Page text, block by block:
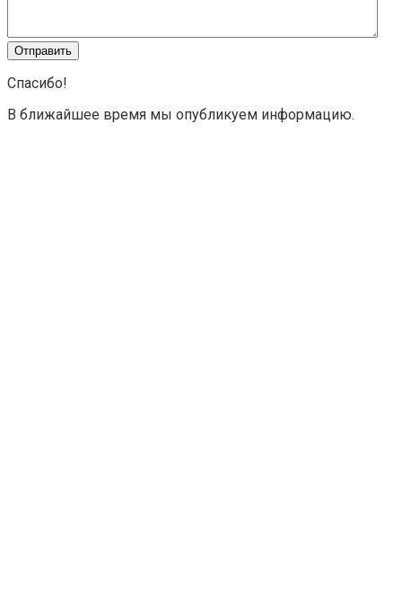
Спасибо!
В ближайшее время мы опубликуем информацию.